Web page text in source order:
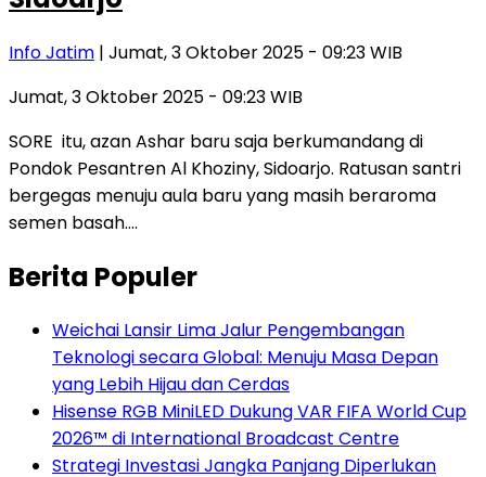
Info Jatim | Jumat, 3 Oktober 2025 - 09:23 WIB
Jumat, 3 Oktober 2025 - 09:23 WIB
SORE itu, azan Ashar baru saja berkumandang di
Pondok Pesantren Al Khoziny, Sidoarjo. Ratusan santri
bergegas menuju aula baru yang masih beraroma
semen basah….
Berita Populer
Weichai Lansir Lima Jalur Pengembangan
Teknologi secara Global: Menuju Masa Depan
yang Lebih Hijau dan Cerdas
Hisense RGB MiniLED Dukung VAR FIFA World Cup
2026™ di International Broadcast Centre
Strategi Investasi Jangka Panjang Diperlukan